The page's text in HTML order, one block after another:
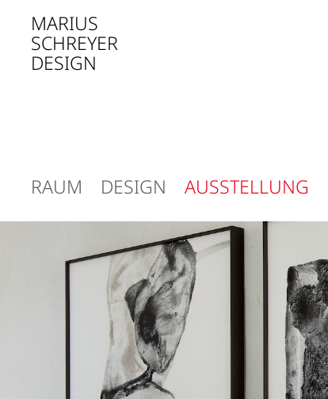
MARIUS
SCHREYER
DESIGN
RAUM DESIGN AUSSTELLUNG